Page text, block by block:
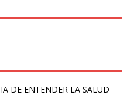
DE ENTENDER LA SALUD